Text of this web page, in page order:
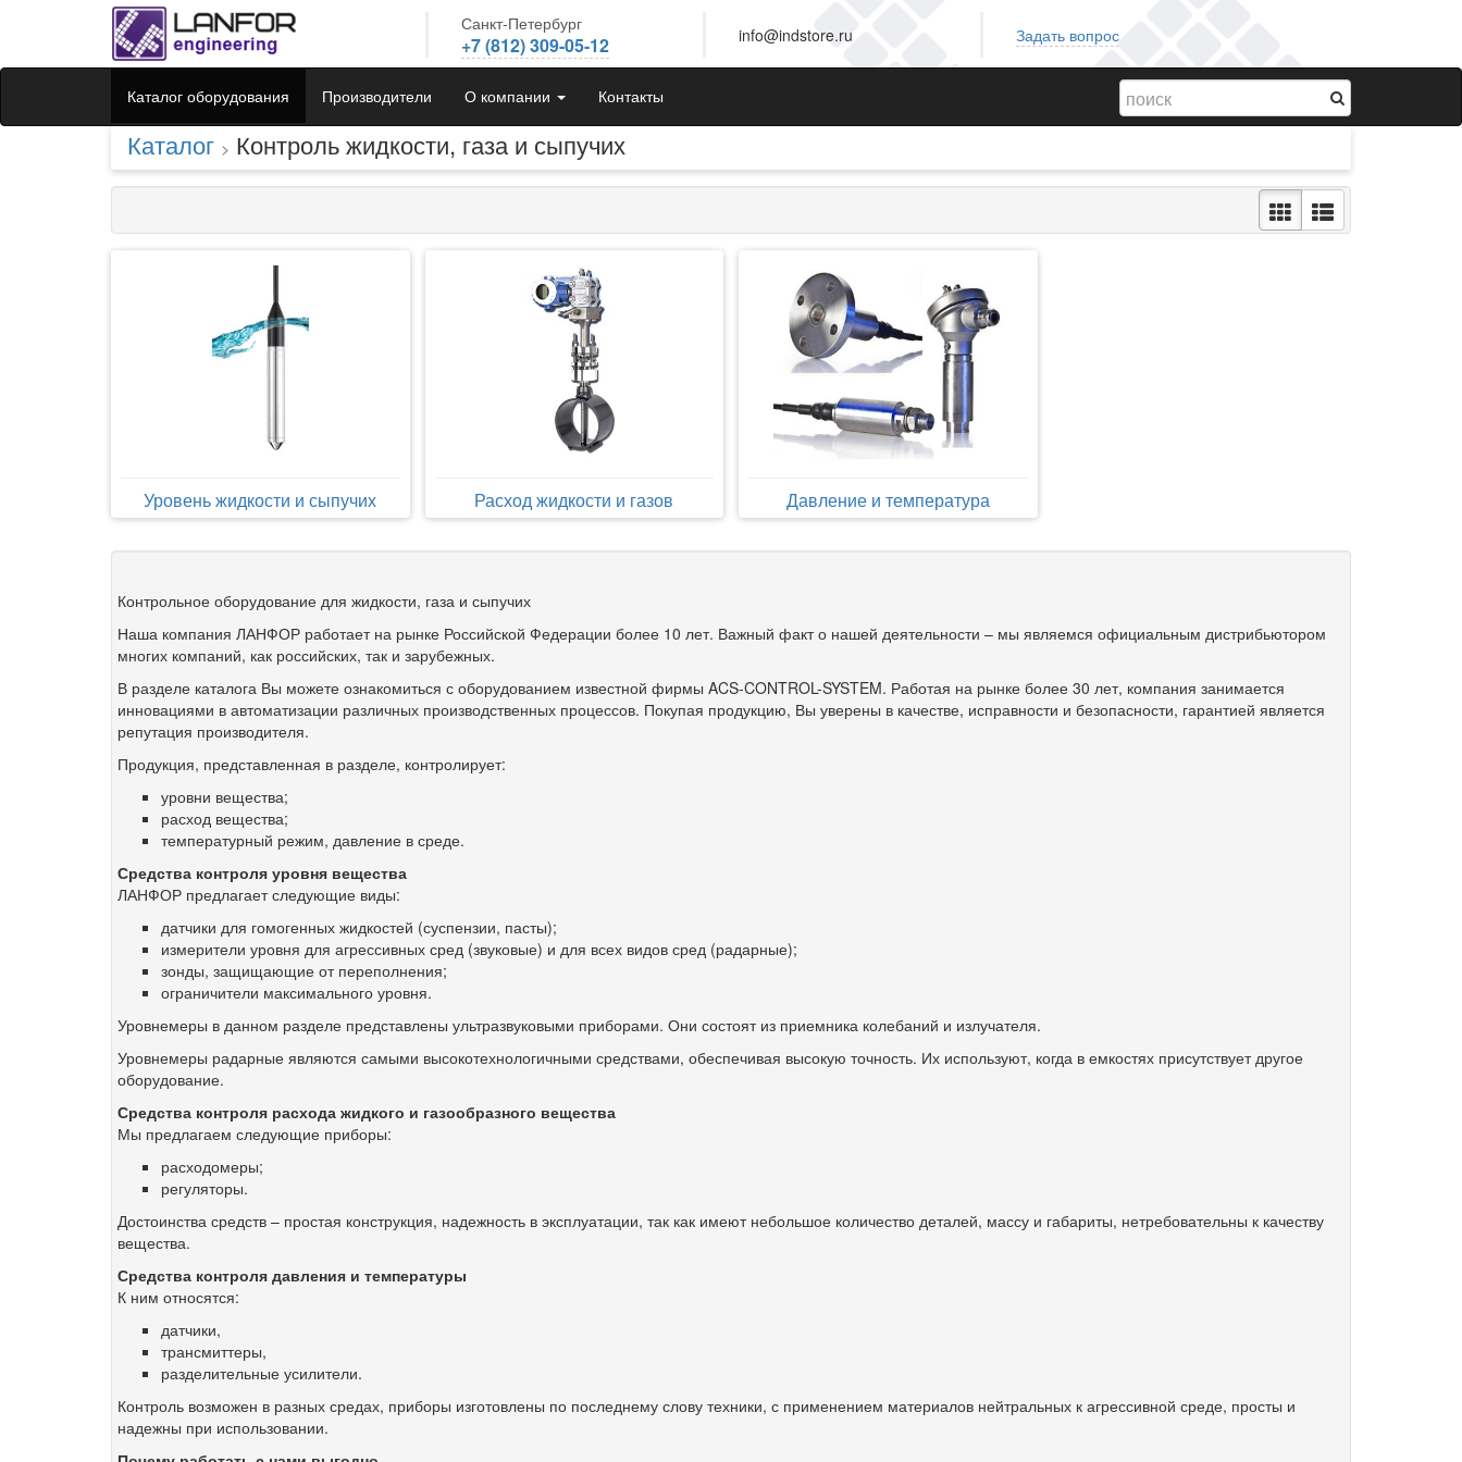
Санкт-Петербург
+7 (812) 309-05-12 info@indstore.ru Задать вопрос
Каталог оборудования Производители О компании Контакты
Каталог > Контроль жидкости, газа и сыпучих
Уровень жидкости и сыпучих Расход жидкости и газов Давление и температура
Контрольное оборудование для жидкости, газа и сыпучих
Наша компания ЛАНФОР работает на рынке Российской Федерации более 10 лет. Важный факт о нашей деятельности – мы являемся официальным дистрибьютором
многих компаний, как российских, так и зарубежных.
В разделе каталога Вы можете ознакомиться с оборудованием известной фирмы ACS-CONTROL-SYSTEM. Работая на рынке более 30 лет, компания занимается
инновациями в автоматизации различных производственных процессов. Покупая продукцию, Вы уверены в качестве, исправности и безопасности, гарантией является
репутация производителя.
Продукция, представленная в разделе, контролирует:
уровни вещества;
расход вещества;
температурный режим, давление в среде.
Средства контроля уровня вещества
ЛАНФОР предлагает следующие виды:
датчики для гомогенных жидкостей (суспензии, пасты);
измерители уровня для агрессивных сред (звуковые) и для всех видов сред (радарные);
зонды, защищающие от переполнения;
ограничители максимального уровня.
Уровнемеры в данном разделе представлены ультразвуковыми приборами. Они состоят из приемника колебаний и излучателя.
Уровнемеры радарные являются самыми высокотехнологичными средствами, обеспечивая высокую точность. Их используют, когда в емкостях присутствует другое
оборудование.
Средства контроля расхода жидкого и газообразного вещества
Мы предлагаем следующие приборы:
расходомеры;
регуляторы.
Достоинства средств – простая конструкция, надежность в эксплуатации, так как имеют небольшое количество деталей, массу и габариты, нетребовательны к качеству
вещества.
Средства контроля давления и температуры
К ним относятся:
датчики,
трансмиттеры,
разделительные усилители.
Контроль возможен в разных средах, приборы изготовлены по последнему слову техники, с применением материалов нейтральных к агрессивной среде, просты и
надежны при использовании.